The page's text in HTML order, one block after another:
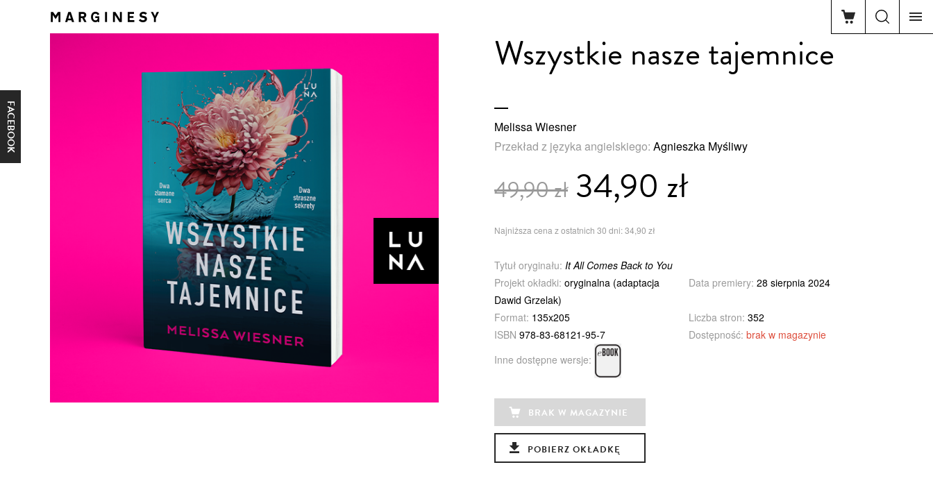
FACEBOOK
Wszystkie nasze tajemnice
Melissa Wiesner
Przekład z języka angielskiego: Agnieszka Myśliwy
49,90 zł34,90 zł
Najniższa cena z ostatnich 30 dni: 34,90 zł
Tytuł oryginału: It All Comes Back to You
Projekt okładki: oryginalna (adaptacja
Dawid Grzelak)
Data premiery: 28 sierpnia 2024
Format: 135x205 Liczba stron: 352
ISBN 978-83-68121-95-7 Dostępność: brak w magazynie
Inne dostępne wersje:
BRAK W MAGAZYNIE
POBIERZ OKŁADKĘ